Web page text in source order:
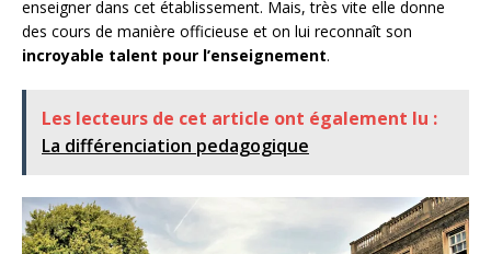
enseigner dans cet établissement. Mais, très vite elle donne
des cours de manière officieuse et on lui reconnaît son
incroyable talent pour l’enseignement.
Les lecteurs de cet article ont également lu :
La différenciation pedagogique